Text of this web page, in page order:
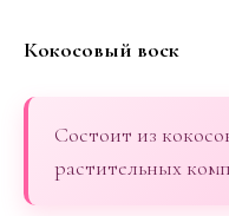
Кокосовый воск
Состоит из
растительных